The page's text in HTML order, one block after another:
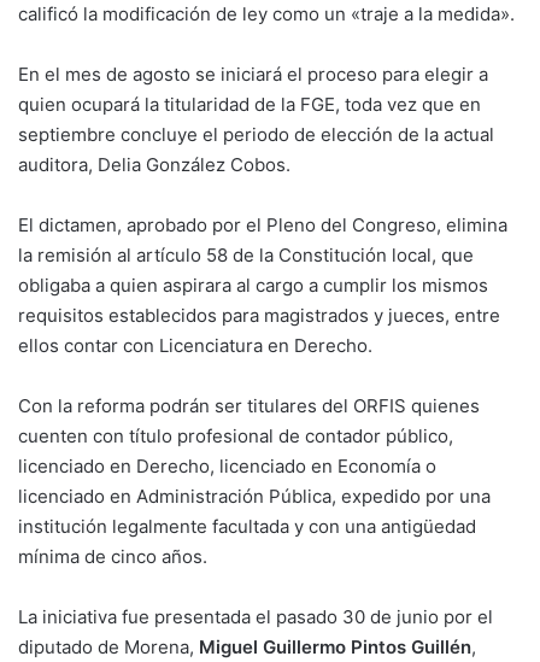
calificó la modificación de ley como un «traje a la medida».
En el mes de agosto se iniciará el proceso para elegir a
quien ocupará la titularidad de la FGE, toda vez que en
septiembre concluye el periodo de elección de la actual
auditora, Delia González Cobos.
El dictamen, aprobado por el Pleno del Congreso, elimina
la remisión al artículo 58 de la Constitución local, que
obligaba a quien aspirara al cargo a cumplir los mismos
requisitos establecidos para magistrados y jueces, entre
ellos contar con Licenciatura en Derecho.
Con la reforma podrán ser titulares del ORFIS quienes
cuenten con título profesional de contador público,
licenciado en Derecho, licenciado en Economía o
licenciado en Administración Pública, expedido por una
institución legalmente facultada y con una antigüedad
mínima de cinco años.
La iniciativa fue presentada el pasado 30 de junio por el
diputado de Morena, Miguel Guillermo Pintos Guillén,